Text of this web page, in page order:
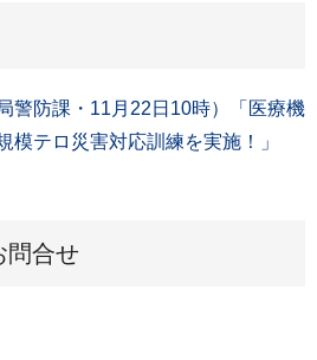
警防課・11月22日10時）「医療機
模テロ災害対応訓練を実施！」
問合せ